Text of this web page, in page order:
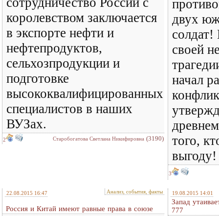
королевством заключается
в экспорте нефти и
нефтепродуктов,
сельхозпродукции и
подготовке
высококвалифицированных
специалистов в наших
ВУЗах.
2 Старобогатова Светлана Никифировна (3190)
двух
своей
начал
того,
выгоду!
3
22.08.2015 16:47 Анализ, события, факты
Россия и Китай имеют равные права в союзе
19.08.2015 14:01
Запад
777